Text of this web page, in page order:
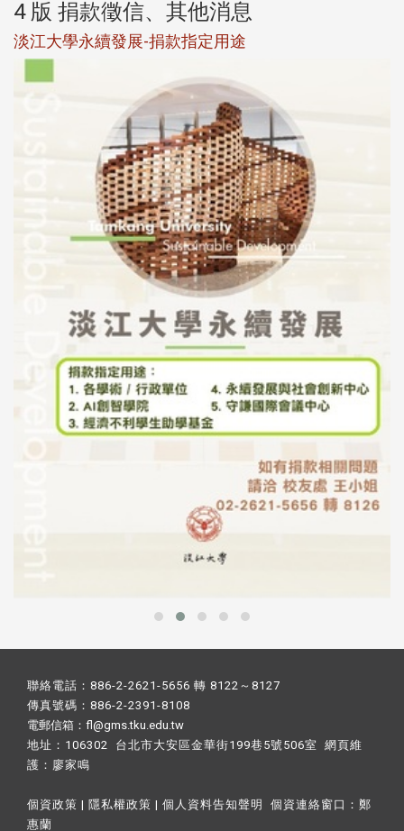
4 版 捐款徵信、其他消息
淡江大學永續發展-捐款指定用途
聯絡電話：886-2-2621-5656 轉 8122～8127
傳真號碼：886-2-2391-8108
電郵信箱：fl@gms.tku.edu.tw
地址：106302 台北市大安區金華街199巷5號506室 網頁維
護： 廖家鳴​
個資政策 | 隱私權政策 | 個人資料告知聲明 個資連絡窗口： 鄭
惠蘭